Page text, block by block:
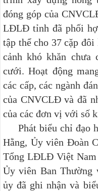
đóng góp của
LĐLĐ tỉnh đã phối
tập thể cho 37 cặp đôi
cảnh khó khăn chưa
cưới. Hoạt động
các cấp, các ngành
của CNVCLĐ và đã
của các đơn vị với số
Phát biểu chỉ đạo
Hằng, Ủy viên Đoàn
Tổng LĐLĐ Việt Nam
Ủy viên Ban Thường
ủy đã ghi nhận và